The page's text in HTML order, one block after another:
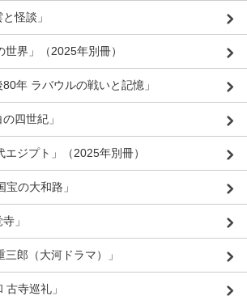
怪談」
界」（2025年別冊）
年 ラバウルの戦いと記憶」
四世紀」
ジプト」（2025年別冊）
の大和路」
」
郎（大河ドラマ）」
寺巡礼」